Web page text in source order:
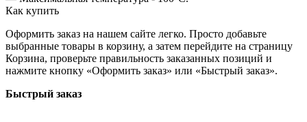
Как купить
Оформить заказ на нашем сайте легко. Просто добавьте
выбранные товары в корзину, а затем перейдите на страницу
Корзина, проверьте правильность заказанных позиций и
нажмите кнопку «Оформить заказ» или «Быстрый заказ».
Быстрый заказ